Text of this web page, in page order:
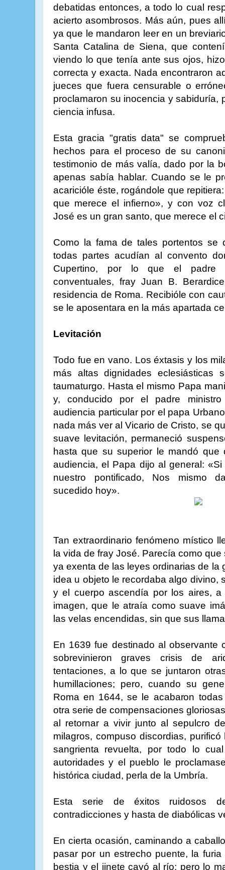
debatidas entonces, a todo lo cual
acierto asombrosos. Más aún, pues
ya que le mandaron leer en un
Santa Catalina de Siena, que
viendo lo que tenía ante sus ojos,
correcta y exacta. Nada encontraron
jueces que fuera censurable o
proclamaron su inocencia y sabiduría,
ciencia infusa.
Esta gracia "gratis data" se
hechos para el proceso de su
testimonio de más valía, dado por la
apenas sabía hablar. Cuando se le
acaricióle éste, rogándole que
que merece el infierno», y con voz
José es un gran santo, que merece el
Como la fama de tales portentos se
todas partes acudían al convento
Cupertino, por lo que el padre
conventuales, fray Juan B.
residencia de Roma. Recibióle con
se le aposentara en la más apartada
Levitación
Todo fue en vano. Los éxtasis y los
más altas dignidades eclesiásticas
taumaturgo. Hasta el mismo Papa
y, conducido por el padre
audiencia particular por el papa
nada más ver al Vicario de Cristo, se
suave levitación, permaneció
hasta que su superior le mandó que
audiencia, el Papa dijo al general:
nuestro pontificado, Nos mismo
sucedido hoy».
Tan extraordinario fenómeno místico
la vida de fray José. Parecía como
ya exenta de las leyes ordinarias de la
idea u objeto le recordaba algo divino,
y el cuerpo ascendía por los aires,
imagen, que le atraía como suave
las velas encendidas, sin que sus
En 1639 fue destinado al observante
sobrevinieron graves crisis de
tentaciones, a lo que se juntaron
humillaciones; pero, cuando su
Roma en 1644, se le acabaron
otra serie de compensaciones
al retornar a vivir junto al sepulcro
milagros, compuso discordias,
sangrienta revuelta, por todo lo
autoridades y el pueblo le
histórica ciudad, perla de la Umbría.
Esta serie de éxitos ruidosos
contradicciones y hasta de diabólicas
En cierta ocasión, caminando a
pasar por un estrecho puente, la
bestia y el jinete cayó al río; pero lo